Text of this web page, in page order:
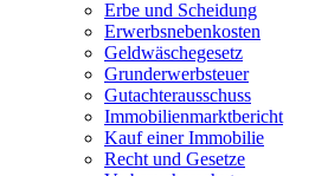
Erbe und Scheidung
Erwerbsnebenkosten
Geldwäschegesetz
Grunderwerbsteuer
Gutachterausschuss
Immobilienmarktbericht
Kauf einer Immobilie
Recht und Gesetze